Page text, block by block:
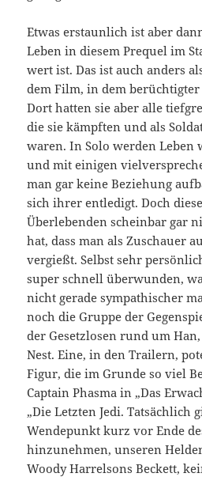
Etwas erstaunlich ist aber
Leben in diesem Prequel im
wert ist. Das ist auch anders
dem Film, in dem berüchtigter
Dort hatten sie aber alle
die sie kämpften und als
waren. In Solo werden
und mit einigen
man gar keine Beziehung
sich ihrer entledigt. Doch
Überlebenden scheinbar gar
hat, dass man als Zuschauer
vergießt. Selbst sehr
super schnell überwunden,
nicht gerade sympathischer
noch die Gruppe der
der Gesetzlosen rund um
Nest. Eine, in den Trailern,
Figur, die im Grunde so viel
Captain Phasma in „Das
„Die Letzten Jedi. Tatsächlich
Wendepunkt kurz vor Ende
hinzunehmen, unseren
Woody Harrelsons Beckett,